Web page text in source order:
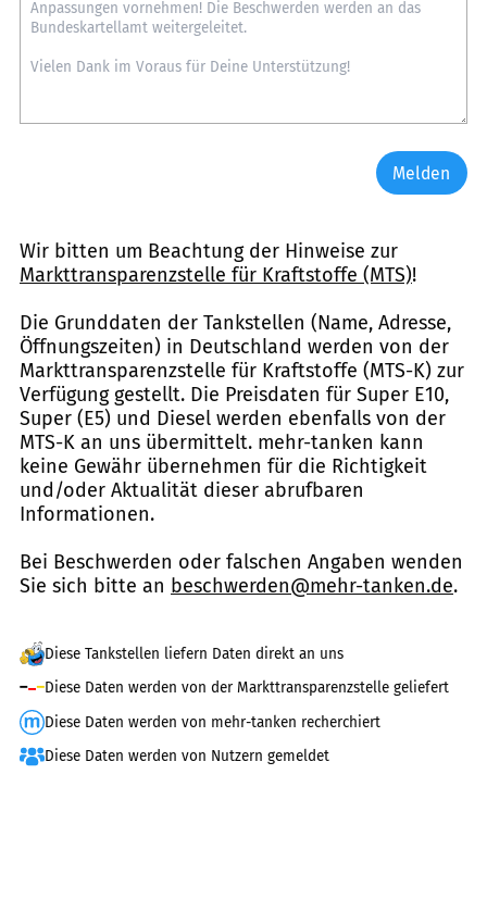
Melden
Wir bitten um Beachtung der Hinweise zur
Markttransparenzstelle für Kraftstoffe (MTS)!
Die Grunddaten der Tankstellen (Name, Adresse,
Öffnungszeiten) in Deutschland werden von der
Markttransparenzstelle für Kraftstoffe (MTS-K) zur
Verfügung gestellt. Die Preisdaten für Super E10,
Super (E5) und Diesel werden ebenfalls von der
MTS-K an uns übermittelt. mehr-tanken kann
keine Gewähr übernehmen für die Richtigkeit
und/oder Aktualität dieser abrufbaren
Informationen.
Bei Beschwerden oder falschen Angaben wenden
Sie sich bitte an beschwerden@mehr-tanken.de.
Diese Tankstellen liefern Daten direkt an uns
Diese Daten werden von der Markttransparenzstelle geliefert
Diese Daten werden von mehr-tanken recherchiert
Diese Daten werden von Nutzern gemeldet